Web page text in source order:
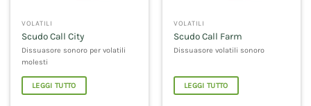
VOLATILI
Scudo Call City
Dissuasore sonoro per volatili
molesti
LEGGI TUTTO
VOLATILI
Scudo Call Farm
Dissuasore volatili sonoro
LEGGI TUTTO